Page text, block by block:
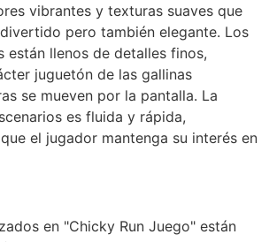
vibrantes y texturas suaves que
pero también elegante. Los
están llenos de detalles finos,
juguetón de las gallinas
se mueven por la pantalla. La
es fluida y rápida,
el jugador mantenga su interés en
en "Chicky Run Juego" están